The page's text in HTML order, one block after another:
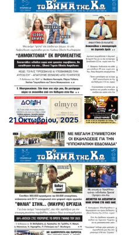
21 Οκτωβρίου, 2025